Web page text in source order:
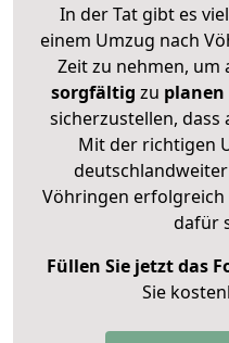
In der Tat gibt es
einem Umzug nach
Zeit zu nehmen, um
sorgfältig zu planen
sicherzustellen,
Mit der richtigen
Vöhringen
dafür
Füllen Sie jetzt das
Sie